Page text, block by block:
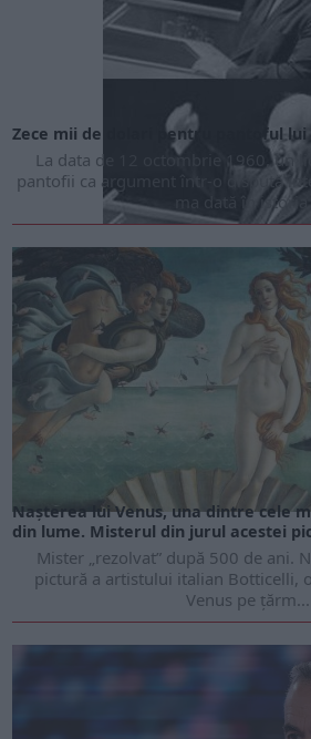
Zece mii de dolari pentru pantoful
La data de 12 octombrie 1960, un
pantofii ca ar­gument într-o dispută
ma dată în
Nașterea lui Venus, una dintre cele
din lume. Misterul din jurul acestei
Mister „rezolvat” după 500 de ani.
pictură a artistului italian Botticelli,
Venus pe țărm...